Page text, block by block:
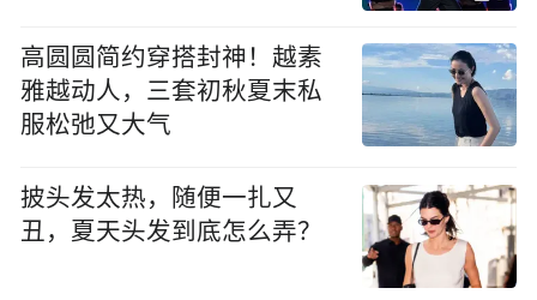
高圆圆简约穿搭封神！越素
雅越动人，三套初秋夏末私
服松弛又大气
披头发太热，随便一扎又
丑，夏天头发到底怎么弄？